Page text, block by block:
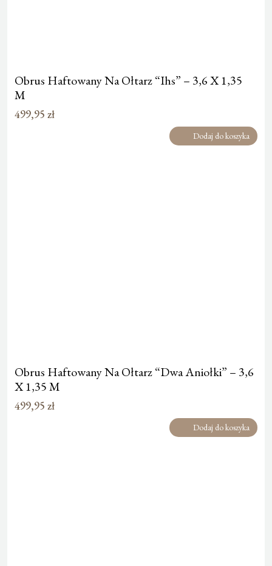
Obrus Haftowany Na Ołtarz “Ihs” – 3,6 X 1,35
M
499,95 zł
Dodaj do koszyka
Obrus Haftowany Na Ołtarz “Dwa Aniołki” – 3,6
X 1,35 M
499,95 zł
Dodaj do koszyka